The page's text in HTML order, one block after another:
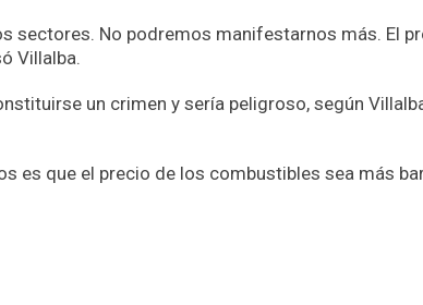
sectores. No podremos manifestarnos más. El
Villalba.
un crimen y sería peligroso, según
es que el precio de los combustibles sea más